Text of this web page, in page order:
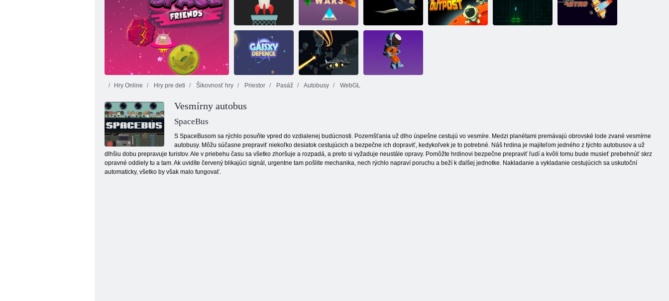
Autoškola 2016
Astro chlapec
online
Kozmický
plameň
Vesmírni priatelia
Hviezdna
invázia
Galaktický útok
Skákať rakety
Trojhranné
vojny
Vesmírne krídlo
Ochrana galaxie
Hry Online Hry pre deti Šikovnosť hry Priestor Pasáž Autobusy WebGL
Vesmírny autobus
SpaceBus
S SpaceBusom sa rýchlo posuňte vpred do vzdialenej budúcnosti. Pozemšťania už dlho úspešne cestujú vo vesmíre. Medzi planétami premávajú obrovské lode zvané vesmírne
autobusy. Môžu súčasne prepraviť niekoľko desiatok cestujúcich a bezpečne ich dopraviť, kedykoľvek je to potrebné. Náš hrdina je majiteľom jedného z týchto autobusov a už
dlhšiu dobu prepravuje turistov. Ale v priebehu času sa všetko zhoršuje a rozpadá, a preto si vyžaduje neustále opravy. Pomôžte hrdinovi bezpečne prepraviť ľudí a kvôli tomu bude musieť prebehnúť skrz
opravné oddiely tu a tam. Ak uvidíte červený blikajúci signál, urgentne tam pošlite mechanika, nech rýchlo napraví poruchu a beží k ďalšej jednotke. Nakladanie a vykladanie cestujúcich sa uskutoční
automaticky, všetko by však malo fungovať.